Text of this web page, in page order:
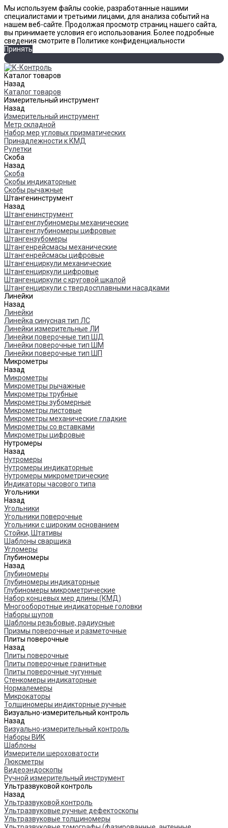
Мы используем файлы cookie, разработанные нашими
специалистами и третьими лицами, для анализа событий на
нашем веб-сайте. Продолжая просмотр страниц нашего сайта,
вы принимаете условия его использования. Более подробные
сведения смотрите в Политике конфиденциальности
Принять
Каталог товаров
Назад
Каталог товаров
Измерительный инструмент
Назад
Измерительный инструмент
Метр складной
Набор мер угловых призматических
Принадлежности к КМД
Рулетки
Скоба
Назад
Скоба
Скобы индикаторные
Скобы рычажные
Штангенинструмент
Назад
Штангенинструмент
Штангенглубиномеры механические
Штангенглубиномеры цифровые
Штангензубомеры
Штангенрейсмасы механические
Штангенрейсмасы цифровые
Штангенциркули механические
Штангенциркули цифровые
Штангенциркули с круговой шкалой
Штангенциркули с твердосплавными насадками
Линейки
Назад
Линейки
Линейка синусная тип ЛС
Линейки измерительные ЛИ
Линейки поверочные тип ШД
Линейки поверочные тип ШМ
Линейки поверочные тип ШП
Микрометры
Назад
Микрометры
Микрометры рычажные
Микрометры трубные
Микрометры зубомерные
Микрометры листовые
Микрометры механические гладкие
Микрометры со вставками
Микрометры цифровые
Нутромеры
Назад
Нутромеры
Нутромеры индикаторные
Нутромеры микрометрические
Индикаторы часового типа
Угольники
Назад
Угольники
Угольники поверочные
Угольники с широким основанием
Стойки, Штативы
Шаблоны сварщика
Угломеры
Глубиномеры
Назад
Глубиномеры
Глубиномеры индикаторные
Глубиномеры микрометрические
Набор концевых мер длины (КМД)
Многооборотные индикаторные головки
Наборы щупов
Шаблоны резьбовые, радиусные
Призмы поверочные и разметочные
Плиты поверочные
Назад
Плиты поверочные
Плиты поверочные гранитные
Плиты поверочные чугунные
Стенкомеры индикаторные
Нормалемеры
Микрокаторы
Толщиномеры индикторные ручные
Визуально-измерительный контроль
Назад
Визуально-измерительный контроль
Наборы ВИК
Шаблоны
Измерители шероховатости
Люксметры
Видеоэндоскопы
Ручной измерительный инструмент
Ультразвуковой контроль
Назад
Ультразвуковой контроль
Ультразвуковые ручные дефектоскопы
Ультразвуковые толщиномеры